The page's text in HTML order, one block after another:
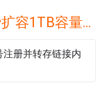
🔥夸克新人点此转存本文件免费扩容1TB容量🔥
册并转存链接内